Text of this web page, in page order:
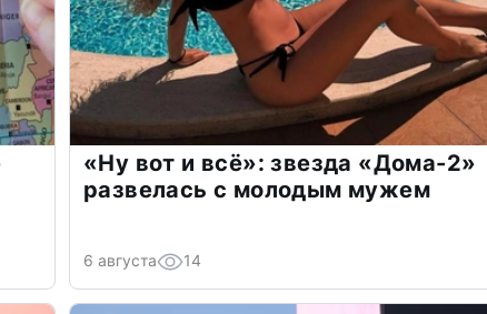
«Ну вот и всё»: звезда «Дома-2»
развелась с молодым мужем
6 августа 14